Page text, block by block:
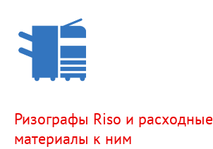
Ризографы Riso и расходные
материалы к ним